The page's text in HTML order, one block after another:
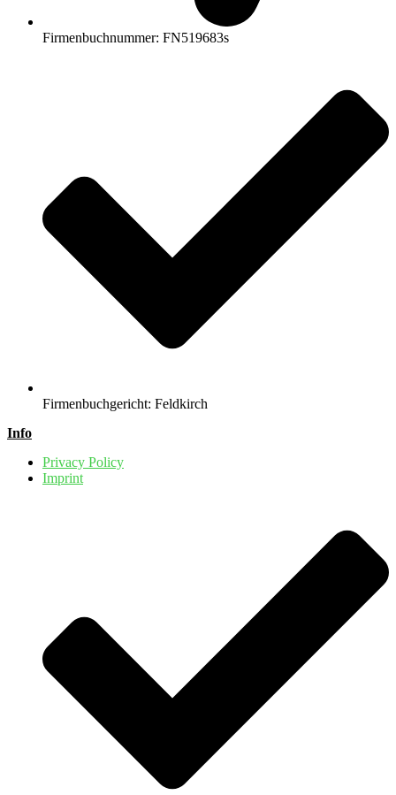
Firmenbuchnummer: FN519683s
Firmenbuchgericht: Feldkirch
Info
Privacy Policy
Imprint